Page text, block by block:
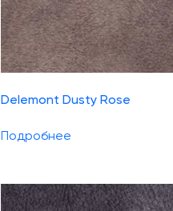
Delemont Dusty Rose
Подробнее